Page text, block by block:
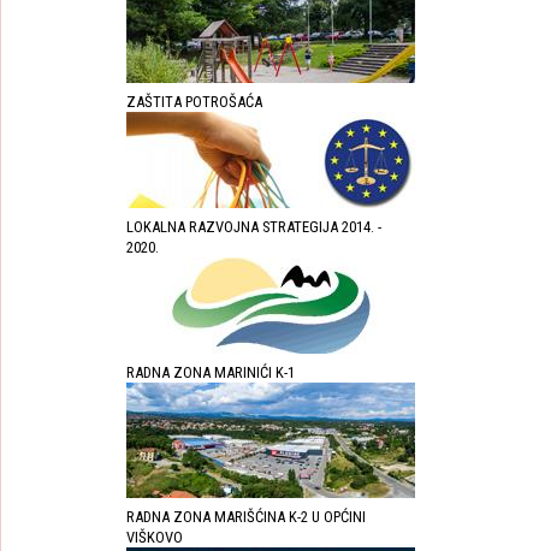
ZAŠTITA POTROŠAĆA
LOKALNA RAZVOJNA STRATEGIJA 2014. -
2020.
RADNA ZONA MARINIĆI K-1
RADNA ZONA MARIŠĆINA K-2 U OPĆINI
VIŠKOVO